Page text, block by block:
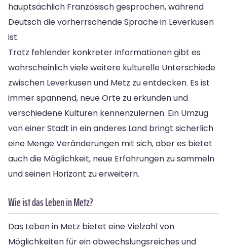
hauptsächlich Französisch gesprochen, während
Deutsch die vorherrschende Sprache in Leverkusen
ist.
Trotz fehlender konkreter Informationen gibt es
wahrscheinlich viele weitere kulturelle Unterschiede
zwischen Leverkusen und Metz zu entdecken. Es ist
immer spannend, neue Orte zu erkunden und
verschiedene Kulturen kennenzulernen. Ein Umzug
von einer Stadt in ein anderes Land bringt sicherlich
eine Menge Veränderungen mit sich, aber es bietet
auch die Möglichkeit, neue Erfahrungen zu sammeln
und seinen Horizont zu erweitern.
Wie ist das Leben in Metz?
Das Leben in Metz bietet eine Vielzahl von
Möglichkeiten für ein abwechslungsreiches und